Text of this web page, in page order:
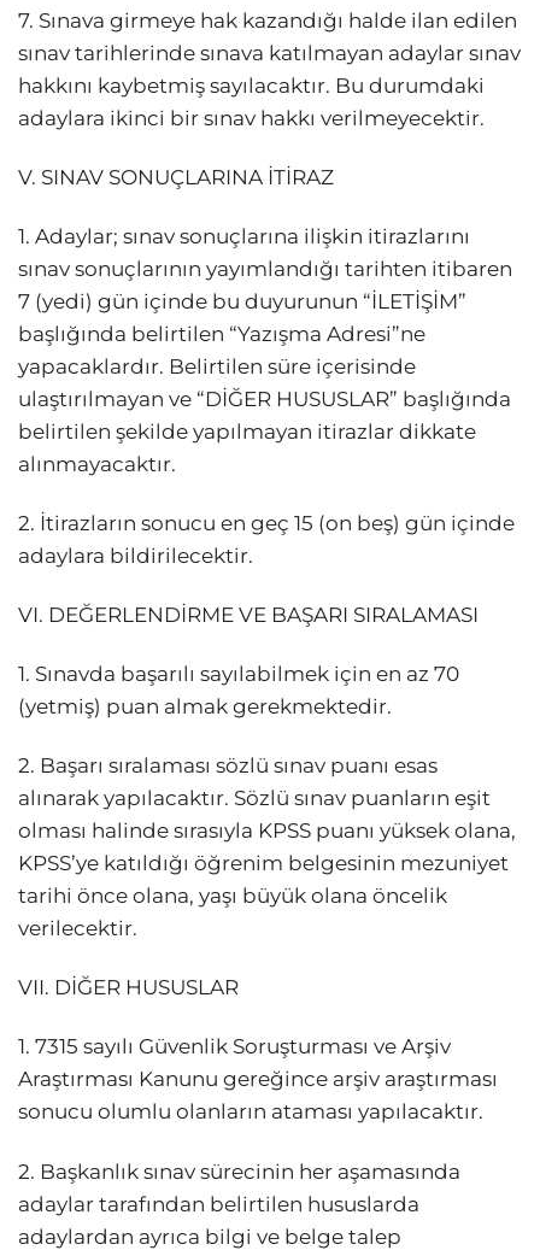
7. Sınava girmeye hak kazandığı halde ilan edilen
sınav tarihlerinde sınava katılmayan adaylar sınav
hakkını kaybetmiş sayılacaktır. Bu durumdaki
adaylara ikinci bir sınav hakkı verilmeyecektir.
V. SINAV SONUÇLARINA İTİRAZ
1. Adaylar; sınav sonuçlarına ilişkin itirazlarını
sınav sonuçlarının yayımlandığı tarihten itibaren
7 (yedi) gün içinde bu duyurunun “İLETİŞİM”
başlığında belirtilen “Yazışma Adresi”ne
yapacaklardır. Belirtilen süre içerisinde
ulaştırılmayan ve “DİĞER HUSUSLAR” başlığında
belirtilen şekilde yapılmayan itirazlar dikkate
alınmayacaktır.
2. İtirazların sonucu en geç 15 (on beş) gün içinde
adaylara bildirilecektir.
VI. DEĞERLENDİRME VE BAŞARI SIRALAMASI
1. Sınavda başarılı sayılabilmek için en az 70
(yetmiş) puan almak gerekmektedir.
2. Başarı sıralaması sözlü sınav puanı esas
alınarak yapılacaktır. Sözlü sınav puanların eşit
olması halinde sırasıyla KPSS puanı yüksek olana,
KPSS’ye katıldığı öğrenim belgesinin mezuniyet
tarihi önce olana, yaşı büyük olana öncelik
verilecektir.
VII. DİĞER HUSUSLAR
1. 7315 sayılı Güvenlik Soruşturması ve Arşiv
Araştırması Kanunu gereğince arşiv araştırması
sonucu olumlu olanların ataması yapılacaktır.
2. Başkanlık sınav sürecinin her aşamasında
adaylar tarafından belirtilen hususlarda
adaylardan ayrıca bilgi ve belge talep